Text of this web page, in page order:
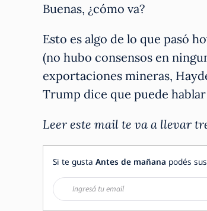
Buenas, ¿cómo va?
Esto es algo de lo que pasó
(no hubo consensos en
exportaciones mineras,
Trump dice que puede
Leer este mail te va a llevar
Si te gusta Antes de mañana podés